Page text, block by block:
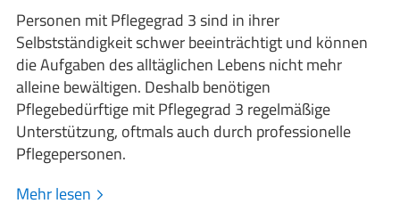
Personen mit Pflegegrad 3 sind in ihrer
Selbstständigkeit schwer beeinträchtigt und können
die Aufgaben des alltäglichen Lebens nicht mehr
alleine bewältigen. Deshalb benötigen
Pflegebedürftige mit Pflegegrad 3 regelmäßige
Unterstützung, oftmals auch durch professionelle
Pflegepersonen.
Mehr lesen